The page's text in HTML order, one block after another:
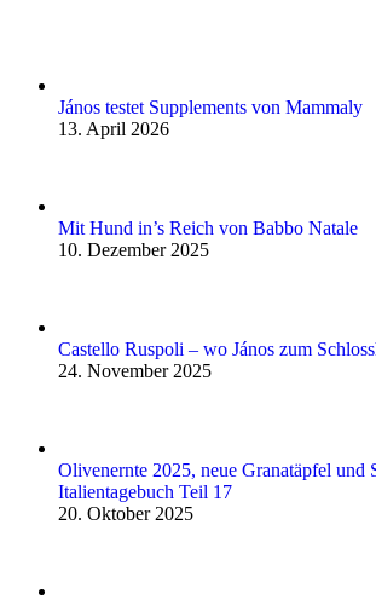
János testet Supplements von Mammaly
13. April 2026
Mit Hund in’s Reich von Babbo Natale
10. Dezember 2025
Castello Ruspoli – wo János zum
24. November 2025
Olivenernte 2025, neue Granatäpfel und
Italientagebuch Teil 17
20. Oktober 2025